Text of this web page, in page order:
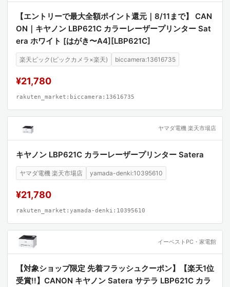
【エントリーで最大全額ポイント還元｜8/11まで】 CAN
ON｜キヤノン LBP621C カラーレーザープリンター Sat
era ホワイト [はがき〜A4][LBP621C]
楽天ビック(ビックカメラ×楽天) biccamera:13616735
¥21,780
rakuten_market:biccamera:13616735
ヤマダ電機 楽天市場店
キヤノン LBP621C カラーレーザープリンター Satera
ヤマダ電機 楽天市場店 yamada-denki:10395610
¥21,780
rakuten_market:yamada-denki:10395610
イーベストPC・家電館
【対象ショップ限定 先着フラッシュクーポン】【楽天1位
受賞!!】CANON キヤノン Satera サテラ LBP621C カラ